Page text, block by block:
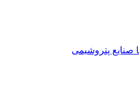
پتروشیمی